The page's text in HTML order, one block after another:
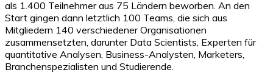
als 1.400 Teilnehmer aus 75 Ländern beworben. An den
Start gingen dann letztlich 100 Teams, die sich aus
Mitgliedern 140 verschiedener Organisationen
zusammensetzten, darunter Data Scientists, Experten für
quantitative Analysen, Business-Analysten, Marketers,
Branchenspezialisten und Studierende.